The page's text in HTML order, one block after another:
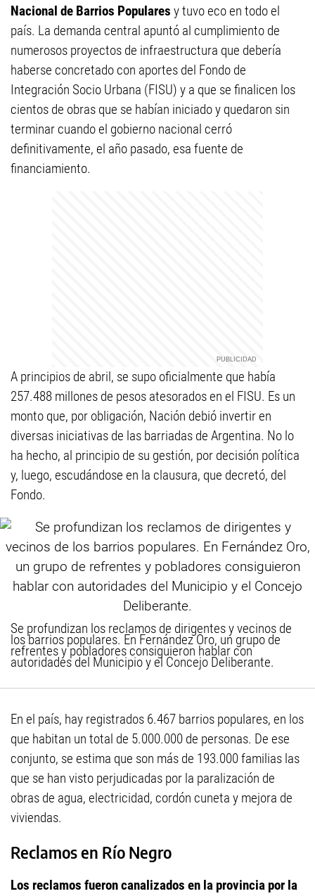
Nacional de Barrios Populares y tuvo eco en todo el
país. La demanda central apuntó al cumplimiento de
numerosos proyectos de infraestructura que debería
haberse concretado con aportes del Fondo de
Integración Socio Urbana (FISU) y a que se finalicen los
cientos de obras que se habían iniciado y quedaron sin
terminar cuando el gobierno nacional cerró
definitivamente, el año pasado, esa fuente de
financiamiento.
A principios de abril, se supo oficialmente que había
257.488 millones de pesos atesorados en el FISU. Es un
monto que, por obligación, Nación debió invertir en
diversas iniciativas de las barriadas de Argentina. No lo
ha hecho, al principio de su gestión, por decisión política
y, luego, escudándose en la clausura, que decretó, del
Fondo.
Se profundizan los reclamos de dirigentes y vecinos de
los barrios populares. En Fernández Oro, un grupo de
refrentes y pobladores consiguieron hablar con
autoridades del Municipio y el Concejo Deliberante.
En el país, hay registrados 6.467 barrios populares, en los
que habitan un total de 5.000.000 de personas. De ese
conjunto, se estima que son más de 193.000 familias las
que se han visto perjudicadas por la paralización de
obras de agua, electricidad, cordón cuneta y mejora de
viviendas.
Reclamos en Río Negro
Los reclamos fueron canalizados en la provincia por la